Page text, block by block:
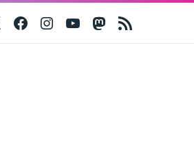
TwitterFacebook
Instagram
YoutubeMastodon